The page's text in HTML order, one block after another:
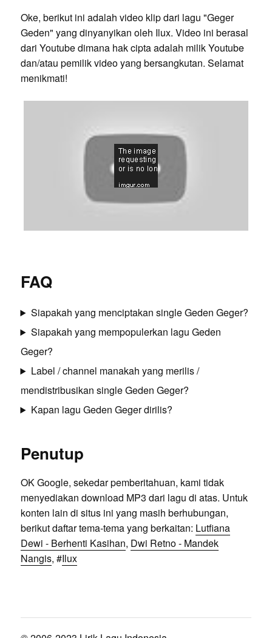
Oke, berikut ini adalah video klip dari lagu "Geger
Geden" yang dinyanyikan oleh Ilux. Video ini berasal
dari Youtube dimana hak cipta adalah milik Youtube
dan/atau pemilik video yang bersangkutan. Selamat
menikmati!
FAQ
Siapakah yang menciptakan single Geden Geger?
Siapakah yang mempopulerkan lagu Geden
Geger?
Label / channel manakah yang merilis /
mendistribusikan single Geden Geger?
Kapan lagu Geden Geger dirilis?
Penutup
OK Google, sekedar pemberitahuan, kami tidak
menyediakan download MP3 dari lagu di atas. Untuk
konten lain di situs ini yang masih berhubungan,
berikut daftar tema-tema yang berkaitan: Lutfiana
Dewi - Berhenti Kasihan, Dwi Retno - Mandek
Nangis, #Ilux